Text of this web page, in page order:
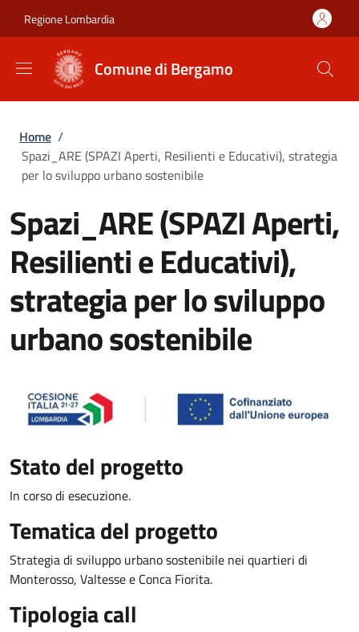
Regione Lombardia
Comune di Bergamo
Briciole di pane
Home /
Spazi_ARE (SPAZI Aperti, Resilienti e Educativi), strategia
per lo sviluppo urbano sostenibile
Spazi_ARE (SPAZI Aperti,
Resilienti e Educativi),
strategia per lo sviluppo
urbano sostenibile
Stato del progetto
In corso di esecuzione.
Tematica del progetto
Strategia di sviluppo urbano sostenibile nei quartieri di
Monterosso, Valtesse e Conca Fiorita.
Tipologia call